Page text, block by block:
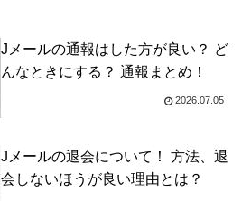
Jメールの通報はした方が良い？ ど
んなときにする？ 通報まとめ！
2026.07.05
Jメールの退会について！ 方法、退
会しないほうが良い理由とは？